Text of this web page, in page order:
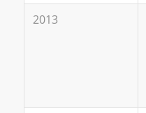
2013